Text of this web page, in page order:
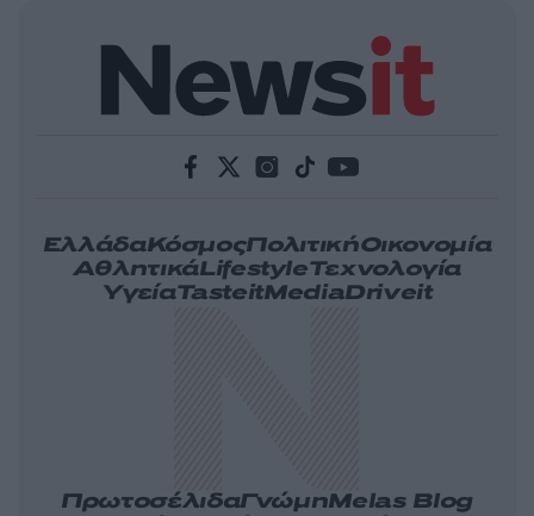
ΕλλάδαΚόσμοςΠολιτικήΟικονομία
ΑθλητικάLifestyleΤεχνολογία
ΥγείαTasteitMediaDriveit
ΠρωτοσέλιδαΓνώμηMelas Blog